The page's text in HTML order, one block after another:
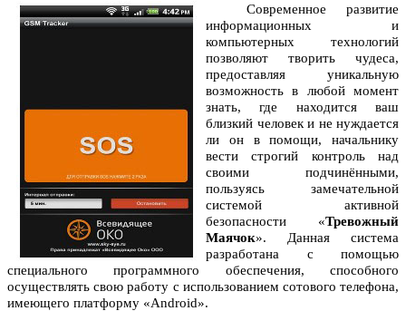
Современное развитие
информационных и
компьютерных технологий
позволяют творить чудеса,
предоставляя уникальную
возможность в любой момент
знать, где находится ваш
близкий человек и не нуждается
ли он в помощи, начальнику
вести строгий контроль над
своими подчинёнными,
пользуясь замечательной
системой активной
безопасности «Тревожный
Маячок». Данная система
разработана с помощью
специального программного обеспечения, способного
осуществлять свою работу с использованием сотового телефона,
имеющего платформу «Android».